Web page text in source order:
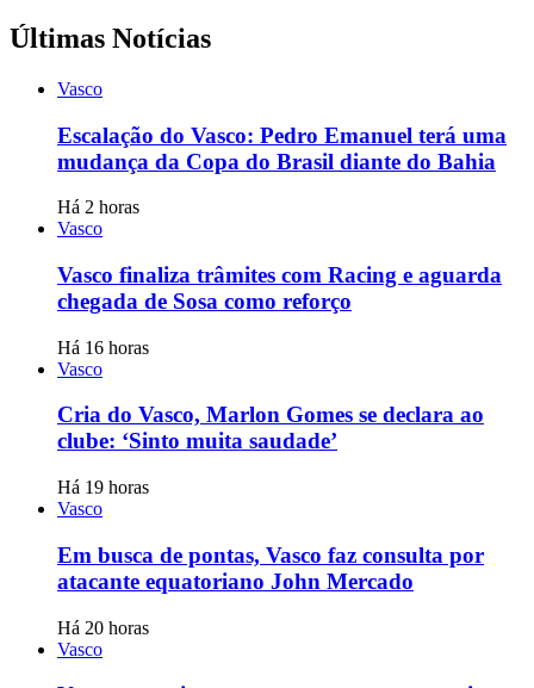
Últimas Notícias
Vasco
Escalação do Vasco: Pedro Emanuel terá uma
mudança da Copa do Brasil diante do Bahia
Há 2 horas
Vasco
Vasco finaliza trâmites com Racing e aguarda
chegada de Sosa como reforço
Há 16 horas
Vasco
Cria do Vasco, Marlon Gomes se declara ao
clube: ‘Sinto muita saudade’
Há 19 horas
Vasco
Em busca de pontas, Vasco faz consulta por
atacante equatoriano John Mercado
Há 20 horas
Vasco